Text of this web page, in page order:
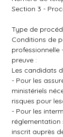
Section 3 -
Type de
Conditions de
preuve :
Les candidats
- Pour les
ministériels
risques pour
- Pour les
réglementation
inscrit auprès